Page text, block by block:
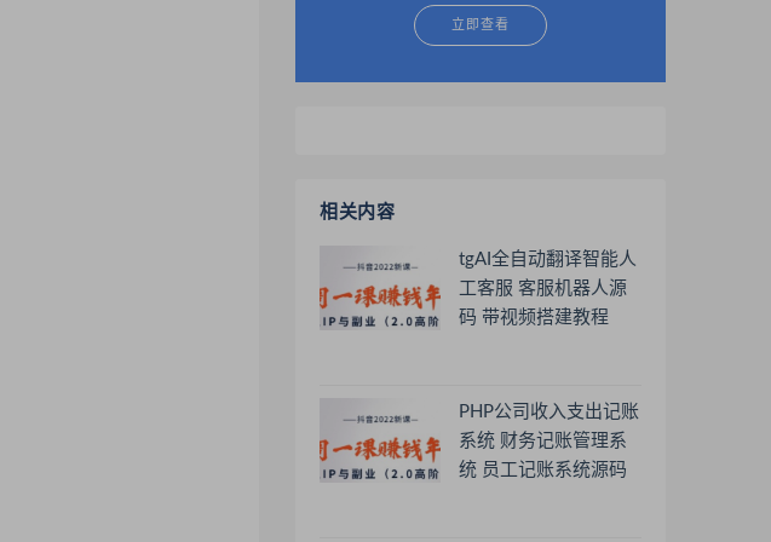
立即查看
相关内容
tgAI全自动翻译智能人
工客服 客服机器人源
码 带视频搭建教程
PHP公司收入支出记账
系统 财务记账管理系
统 员工记账系统源码